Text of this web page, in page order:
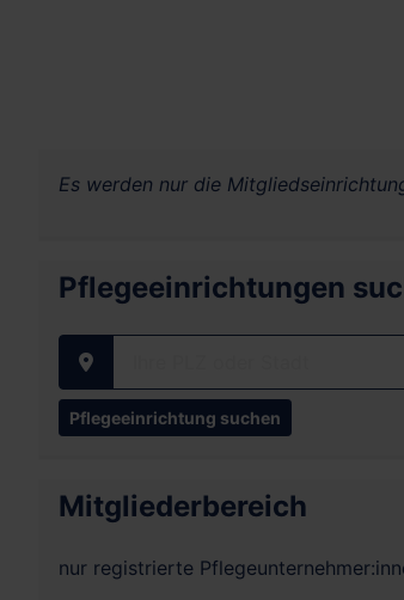
Es werden nur die
Pflegeeinrichtungen
Ihre PLZ oder Stadt
Mitgliederbereich
nur registrierte